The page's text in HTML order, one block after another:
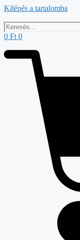
Kilépés a tartalomba
0 Ft 0